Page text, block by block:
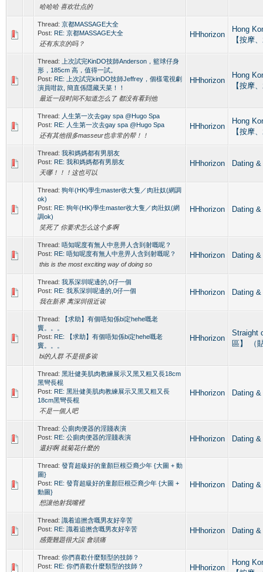
哈哈哈 喜欢壮点的
Thread: 京都MASSAGE大全
Post: RE: 京都MASSAGE大全
还有东京的吗？
HHhorizon
Hong
【按摩
Thread:
上次試完KinDO技師Anderson，籃球仔身
形，185cm 高，值得一試。
Post: RE: 上次試完kinDO技師Jeffrey，個樣電視劇
演員咁款, 簡直係隱藏天菜！！
最近一段时间不知道怎么了 都没有看到他
HHhorizon
Hong
【按摩
Thread: 人生第一次去gay spa @Hugo Spa
Post: RE: 人生第一次去gay spa @Hugo Spa
还有其他很多masseur也非常的帮！！
HHhorizon
Hong
【按摩
Thread: 我和媽媽都有男朋友
Post: RE: 我和媽媽都有男朋友
天哪！！！这也可以
HHhorizon Dating
Thread: 狗年(HK)學生master收大隻／肉壯奴(網調
ok)
Post: RE: 狗年(HK)學生master收大隻／肉壯奴(網
調ok)
笑死了 你要求怎么这个多啊
HHhorizon Dating
Thread: 唔知呢度有無人中意畀人含到射嘅呢？
Post: RE: 唔知呢度有無人中意畀人含到射嘅呢？
this is the most exciting way of doing so
HHhorizon Dating
Thread: 我系深圳呢邊的,0仔一個
Post: RE: 我系深圳呢邊的,0仔一個
我在新界 离深圳很近诶
HHhorizon Dating
Thread:
【求助】有個唔知係bi定hehe嘅老
竇。。。
Post: RE: 【求助】有個唔知係bi定hehe嘅老
竇。。。
bi的人群 不是很多诶
HHhorizon
Straight
區】 （
Thread: 黑壯健美肌肉教練展示又黑又粗又長18cm
黑彎長棍
Post: RE: 黑壯健美肌肉教練展示又黑又粗又長
18cm黑彎長棍
不是一個人吧
HHhorizon Dating
Thread: 公廁肉便器的淫賤表演
Post: RE: 公廁肉便器的淫賤表演
還好啊 就菊花什麼的
HHhorizon Dating
Thread: 發育超級好的童顏巨根亞裔少年 {大圖 + 動
圖}
Post: RE: 發育超級好的童顏巨根亞裔少年 {大圖 +
動圖}
想讓他射我嘴裡
HHhorizon Dating
Thread: 識着追撚含嘅男友好辛苦
Post: RE: 識着追撚含嘅男友好辛苦
感覺難題很大誒 會頭痛
HHhorizon Dating
Thread: 你們喜歡什麼類型的技師？
Post: RE: 你們喜歡什麼類型的技師？ HHhorizon
Hong